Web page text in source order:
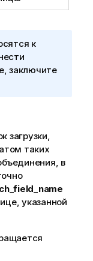
к
заключите
загрузки,
таких
в
указанной